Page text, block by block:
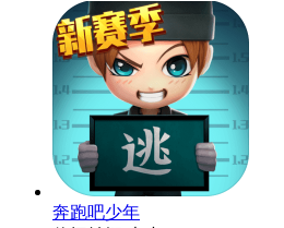
奔跑吧少年